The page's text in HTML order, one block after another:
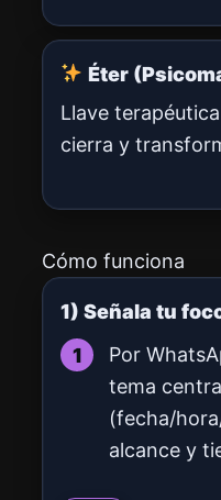
Éter
Llave
cierra y
Cómo funciona
1) Señala tu
Por
tema
(fecha/
alcance y